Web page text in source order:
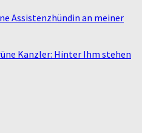
Assistenzhündin an meiner
Kanzler: Hinter Ihm stehen